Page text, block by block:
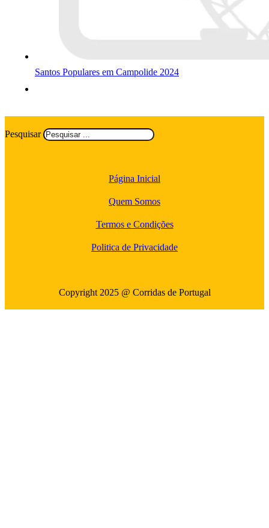
Santos Populares em Campolide 2024
Pesquisar
Página Inicial
Quem Somos
Termos e Condições
Politica de Privacidade
Copyright 2025 @ Corridas de Portugal